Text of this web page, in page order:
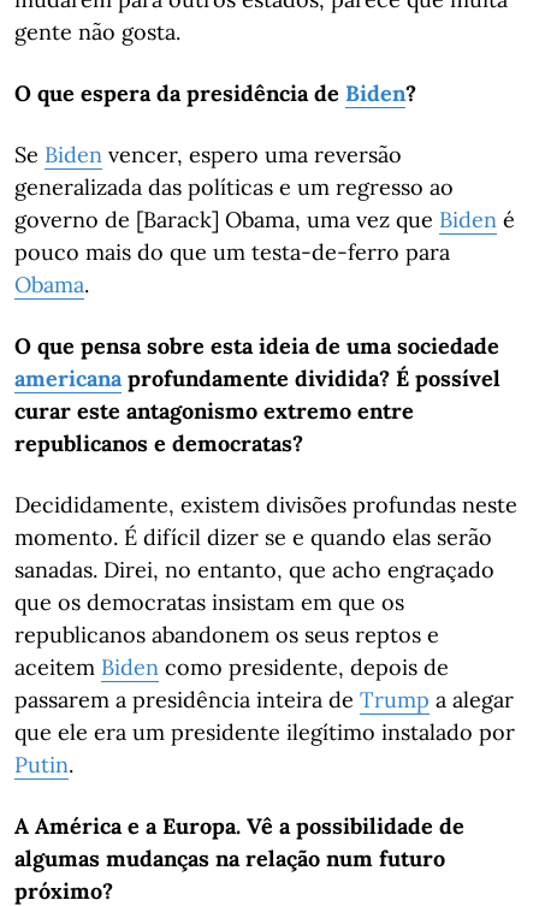
gente não gosta.
O que espera da presidência de Biden?
Se Biden vencer, espero uma reversão
generalizada das políticas e um regresso ao
governo de [Barack] Obama, uma vez que Biden é
pouco mais do que um testa-de-ferro para
Obama.
O que pensa sobre esta ideia de uma sociedade
americanaprofundamente dividida? É possível
curar este antagonismo extremo entre
republicanos e democratas?
Decididamente, existem divisões profundas neste
momento. É difícil dizer se e quando elas serão
sanadas. Direi, no entanto, que acho engraçado
que os democratas insistam em que os
republicanos abandonem os seus reptos e
aceitem Biden como presidente, depois de
passarem a presidência inteira de Trump a alegar
que ele era um presidente ilegítimo instalado por
Putin.
A América e a Europa. Vê a possibilidade de
algumas mudanças na relação num futuro
próximo?